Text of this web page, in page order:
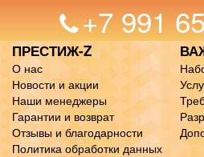
+7 991
ПРЕСТИЖ-Z
О нас
Новости и акции
Наши менеджеры
Гарантии и возврат
Отзывы и благодарности
Политика обработки данных